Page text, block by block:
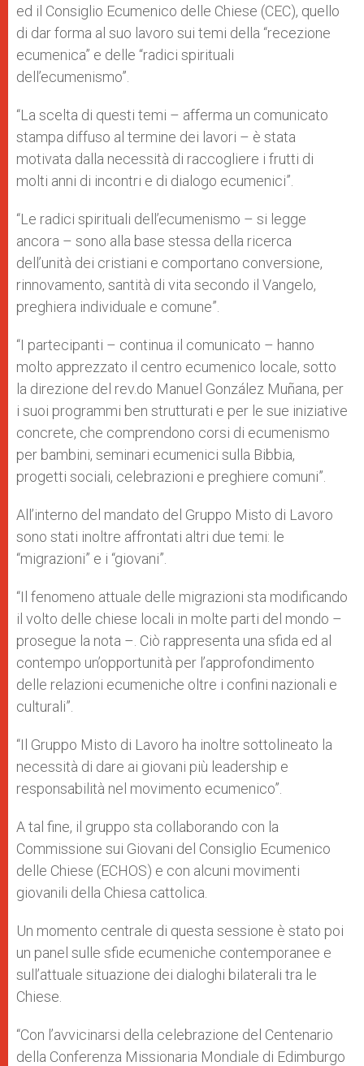
ed il Consiglio Ecumenico delle Chiese (CEC), quello
di dar forma al suo lavoro sui temi della “recezione
ecumenica” e delle “radici spirituali
dell’ecumenismo”.
“La scelta di questi temi – afferma un comunicato
stampa diffuso al termine dei lavori – è stata
motivata dalla necessità di raccogliere i frutti di
molti anni di incontri e di dialogo ecumenici”.
“Le radici spirituali dell’ecumenismo – si legge
ancora – sono alla base stessa della ricerca
dell’unità dei cristiani e comportano conversione,
rinnovamento, santità di vita secondo il Vangelo,
preghiera individuale e comune”.
“I partecipanti – continua il comunicato – hanno
molto apprezzato il centro ecumenico locale, sotto
la direzione del rev.do Manuel González Muñana, per
i suoi programmi ben strutturati e per le sue iniziative
concrete, che comprendono corsi di ecumenismo
per bambini, seminari ecumenici sulla Bibbia,
progetti sociali, celebrazioni e preghiere comuni”.
All’interno del mandato del Gruppo Misto di Lavoro
sono stati inoltre affrontati altri due temi: le
“migrazioni” e i “giovani”.
“Il fenomeno attuale delle migrazioni sta modificando
il volto delle chiese locali in molte parti del mondo –
prosegue la nota –. Ciò rappresenta una sfida ed al
contempo un’opportunità per l’approfondimento
delle relazioni ecumeniche oltre i confini nazionali e
culturali”.
“Il Gruppo Misto di Lavoro ha inoltre sottolineato la
necessità di dare ai giovani più leadership e
responsabilità nel movimento ecumenico”.
A tal fine, il gruppo sta collaborando con la
Commissione sui Giovani del Consiglio Ecumenico
delle Chiese (ECHOS) e con alcuni movimenti
giovanili della Chiesa cattolica.
Un momento centrale di questa sessione è stato poi
un panel sulle sfide ecumeniche contemporanee e
sull’attuale situazione dei dialoghi bilaterali tra le
Chiese.
“Con l’avvicinarsi della celebrazione del Centenario
della Conferenza Missionaria Mondiale di Edimburgo